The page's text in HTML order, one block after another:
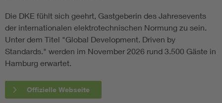
Die DKE fühlt sich geehrt, Gastgeberin des Jahresevents
der internationalen elektrotechnischen Normung zu sein.
Unter dem Titel "Global Development. Driven by
Standards." werden im November 2026 rund 3.500 Gäste in
Hamburg erwartet.
Offizielle Webseite